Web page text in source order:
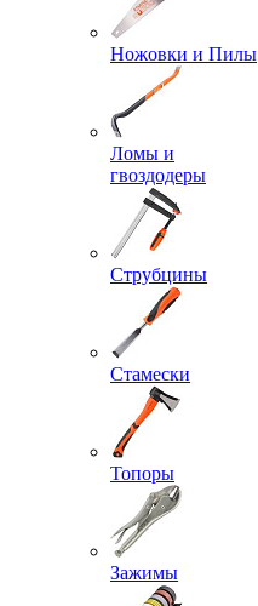
Ножовки и Пилы
Ломы и
гвоздодеры
Струбцины
Стамески
Топоры
Зажимы